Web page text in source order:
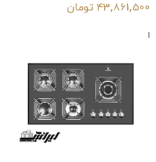
43,861,500 تومان